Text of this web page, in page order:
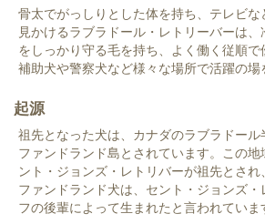
骨太でがっしりとした体を持ち、テレビな
見かけるラブラドール・レトリーバーは
をしっかり守る毛を持ち、よく働く従順
補助犬や警察犬など様々な場所で活躍の場
起源
祖先となった犬は、カナダのラブラドー
ファンドランド島とされています。この
ント・ジョンズ・レトリバーが祖先とさ
ファンドランド犬は、セント・ジョンズ・
フの後輩によって生まれたと言われていま